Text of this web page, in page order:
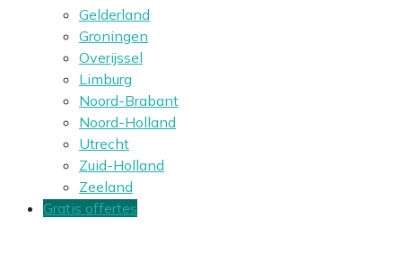
Gelderland
Groningen
Overijssel
Limburg
Noord-Brabant
Noord-Holland
Utrecht
Zuid-Holland
Zeeland
Gratis offertes